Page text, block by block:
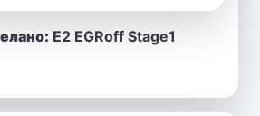
E2 EGRoff Stage1